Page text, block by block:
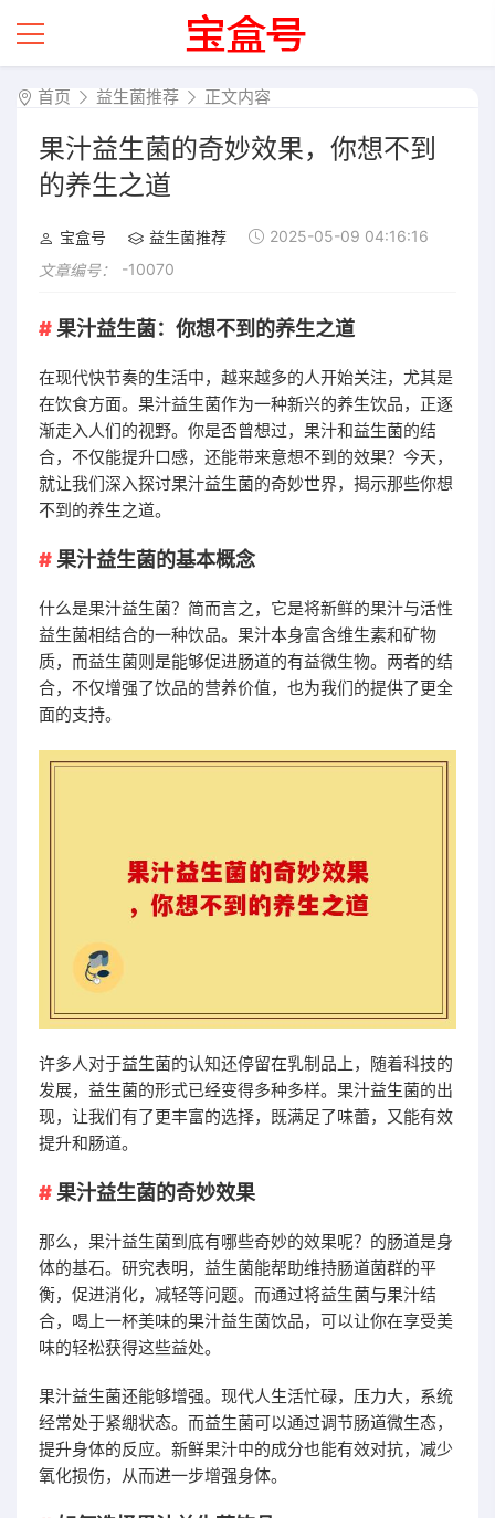
首页 益生菌推荐 正文内容
果汁益生菌的奇妙效果，你想不到
的养生之道
宝盒号 益生菌推荐
2025-05-09 04:16:16
文章编号：
-10070
果汁益生菌：你想不到的养生之道
在现代快节奏的生活中，越来越多的人开始关注，尤其是
在饮食方面。果汁益生菌作为一种新兴的养生饮品，正逐
渐走入人们的视野。你是否曾想过，果汁和益生菌的结
合，不仅能提升口感，还能带来意想不到的效果？今天，
就让我们深入探讨果汁益生菌的奇妙世界，揭示那些你想
不到的养生之道。
果汁益生菌的基本概念
什么是果汁益生菌？简而言之，它是将新鲜的果汁与活性
益生菌相结合的一种饮品。果汁本身富含维生素和矿物
质，而益生菌则是能够促进肠道的有益微生物。两者的结
合，不仅增强了饮品的营养价值，也为我们的提供了更全
面的支持。
许多人对于益生菌的认知还停留在乳制品上，随着科技的
发展，益生菌的形式已经变得多种多样。果汁益生菌的出
现，让我们有了更丰富的选择，既满足了味蕾，又能有效
提升和肠道。
果汁益生菌的奇妙效果
那么，果汁益生菌到底有哪些奇妙的效果呢？的肠道是身
体的基石。研究表明，益生菌能帮助维持肠道菌群的平
衡，促进消化，减轻等问题。而通过将益生菌与果汁结
合，喝上一杯美味的果汁益生菌饮品，可以让你在享受美
味的轻松获得这些益处。
果汁益生菌还能够增强。现代人生活忙碌，压力大，系统
经常处于紧绷状态。而益生菌可以通过调节肠道微生态，
提升身体的反应。新鲜果汁中的成分也能有效对抗，减少
氧化损伤，从而进一步增强身体。